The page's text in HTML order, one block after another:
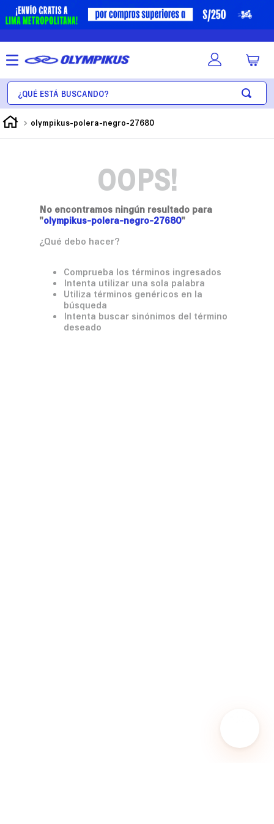
¿Qué está buscando?
olympikus-polera-negro-27680
OOPS!
No encontramos ningún resultado para
"olympikus-polera-negro-27680"
¿Qué debo hacer?
Comprueba los términos ingresados
Intenta utilizar una sola palabra
Utiliza términos genéricos en la
búsqueda
Intenta buscar sinónimos del término
deseado